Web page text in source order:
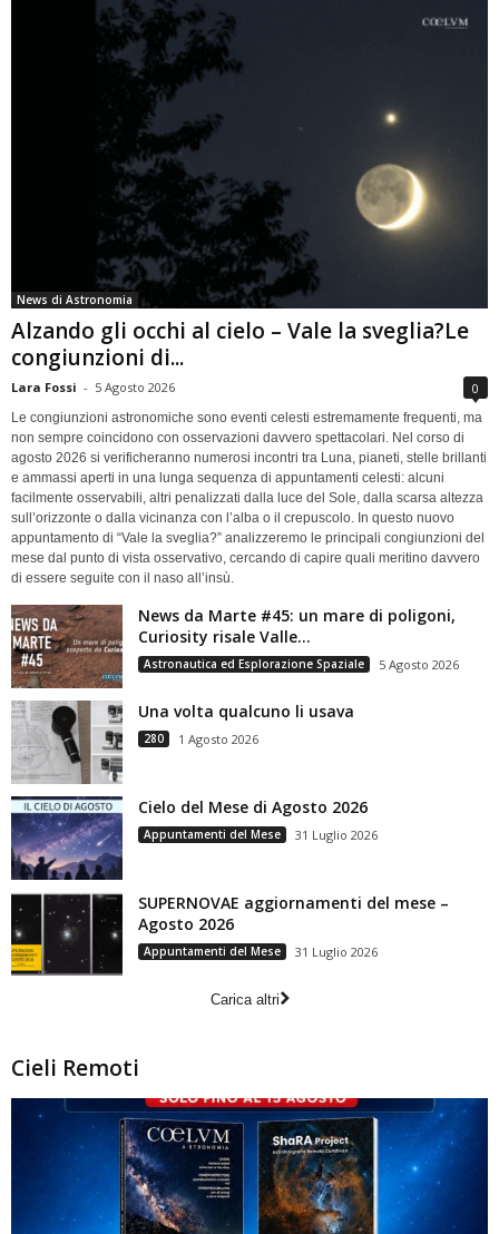
News di Astronomia
Alzando gli occhi al cielo – Vale la sveglia?Le
congiunzioni di...
Lara Fossi - 5 Agosto 2026 0
Le congiunzioni astronomiche sono eventi celesti estremamente frequenti, ma
non sempre coincidono con osservazioni davvero spettacolari. Nel corso di
agosto 2026 si verificheranno numerosi incontri tra Luna, pianeti, stelle brillanti
e ammassi aperti in una lunga sequenza di appuntamenti celesti: alcuni
facilmente osservabili, altri penalizzati dalla luce del Sole, dalla scarsa altezza
sull’orizzonte o dalla vicinanza con l’alba o il crepuscolo. In questo nuovo
appuntamento di “Vale la sveglia?” analizzeremo le principali congiunzioni del
mese dal punto di vista osservativo, cercando di capire quali meritino davvero
di essere seguite con il naso all’insù.
News da Marte #45: un mare di poligoni,
Curiosity risale Valle...
Astronautica ed Esplorazione Spaziale 5 Agosto 2026
Una volta qualcuno li usava
280 1 Agosto 2026
Cielo del Mese di Agosto 2026
Appuntamenti del Mese 31 Luglio 2026
SUPERNOVAE aggiornamenti del mese –
Agosto 2026
Appuntamenti del Mese 31 Luglio 2026
Carica altri
Cieli Remoti